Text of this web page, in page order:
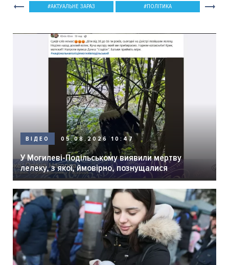
АКТУАЛЬНЕ ЗАРАЗ ПОЛІТИКА
ВІДЕО 05.08.2026 10:47
У Могилеві-Подільському виявили мертву
лелеку, з якої, ймовірно, познущалися